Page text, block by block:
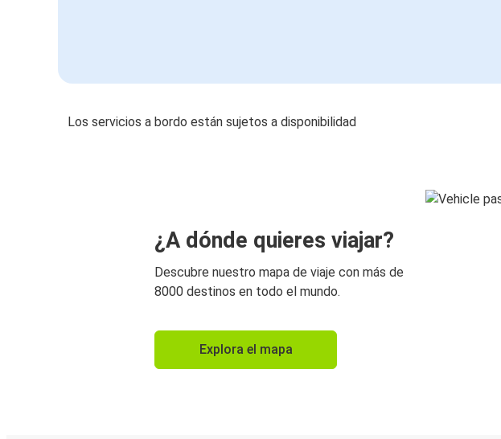
Los servicios a bordo están sujetos a disponibilidad
¿A dónde quieres viajar?
Descubre nuestro mapa de viaje con más de
8000 destinos en todo el mundo.
Explora el mapa